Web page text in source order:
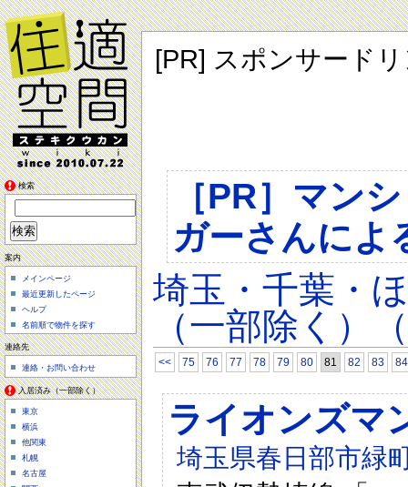
[PR] スポンサード
［PR］マン
ガーさんによ
埼玉・千葉・
（一部除く）
<< 75 76 77 78 79 80 81 82 83 84
ライオンズマ
埼玉県春日部市緑
検索
案内
メインページ
最近更新したページ
ヘルプ
名前順で物件を探す
連絡先
連絡・お問い合わせ
入居済み（一部除く）
東京
横浜
他関東
札幌
名古屋